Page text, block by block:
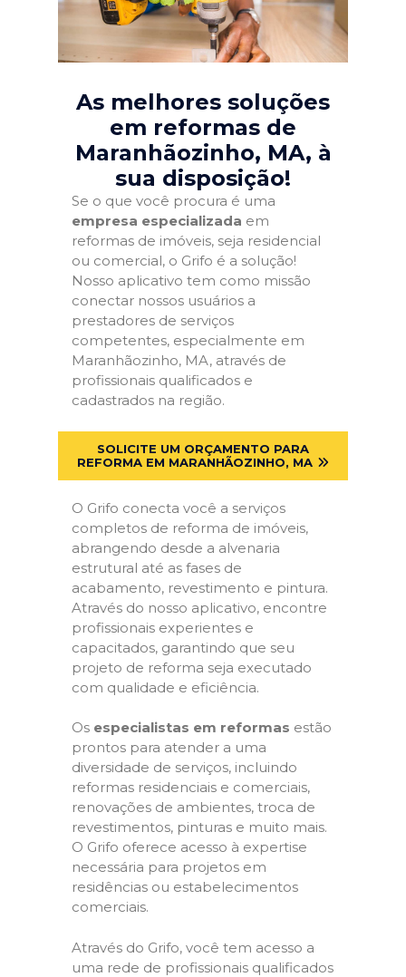
As melhores soluções
em reformas de
Maranhãozinho, MA, à
sua disposição!
Se o que você procura é uma
empresa especializada em
reformas de imóveis, seja residencial
ou comercial, o Grifo é a solução!
Nosso aplicativo tem como missão
conectar nossos usuários a
prestadores de serviços
competentes, especialmente em
Maranhãozinho, MA, através de
profissionais qualificados e
cadastrados na região.
SOLICITE UM ORÇAMENTO PARA
REFORMA EM MARANHÃOZINHO, MA
O Grifo conecta você a serviços
completos de reforma de imóveis,
abrangendo desde a alvenaria
estrutural até as fases de
acabamento, revestimento e pintura.
Através do nosso aplicativo, encontre
profissionais experientes e
capacitados, garantindo que seu
projeto de reforma seja executado
com qualidade e eficiência.
Os especialistas em reformas estão
prontos para atender a uma
diversidade de serviços, incluindo
reformas residenciais e comerciais,
renovações de ambientes, troca de
revestimentos, pinturas e muito mais.
O Grifo oferece acesso à expertise
necessária para projetos em
residências ou estabelecimentos
comerciais.
Através do Grifo, você tem acesso a
uma rede de profissionais qualificados